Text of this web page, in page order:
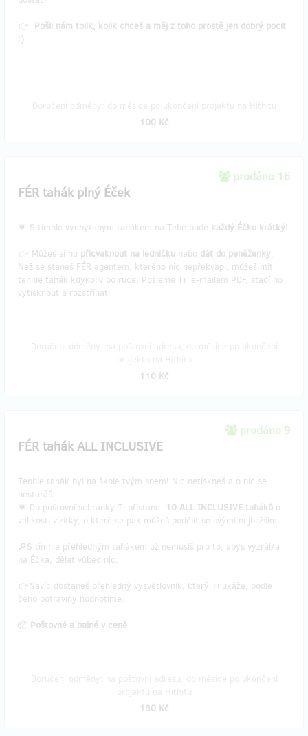
👉 Pošli nám tolik, kolik chceš a měj z toho prostě jen dobrý pocit
:)
100 Kč
prodáno 16
FÉR tahák plný Éček
💗 S tímhle vychytaným tahákem na Tebe bude každý Éčko krátký!
👉 Můžeš si ho přicvaknout na ledničku nebo dát do peněženky.
Než se staneš FÉR agentem, kterého nic nepřekvapí, můžeš mít
tenhle tahák kdykoliv po ruce. Pošleme Ti e-mailem PDF, stačí ho
vytisknout a rozstříhat!
110 Kč
prodáno 9
FÉR tahák ALL INCLUSIVE
Tenhle tahák byl na škole tvým snem! Nic netiskneš a o nic se
nestaráš.
💗 Do poštovní schránky Ti přistane
10 ALL INCLUSIVE taháků o
velikosti vizitky, o které se pak můžeš podělit se svými nejbližšími.
🔎S tímhle přehledným tahákem už nemusíš pro to, abys vyzrál/a
na Éčka, dělat vůbec nic.
👉Navíc dostaneš přehledný vysvětlovník, který Ti ukáže, podle
čeho potraviny hodnotíme.
📦 Poštovné a balné v ceně
180 Kč